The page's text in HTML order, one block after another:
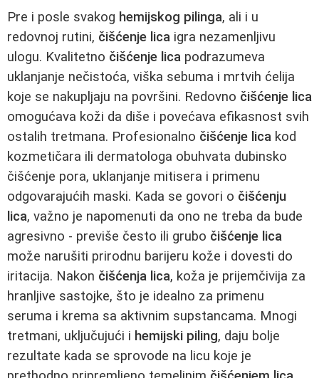
Pre i posle svakog hemijskog pilinga, ali i u
redovnoj rutini, čišćenje lica igra nezamenljivu
ulogu. Kvalitetno čišćenje lica podrazumeva
uklanjanje nečistoća, viška sebuma i mrtvih ćelija
koje se nakupljaju na površini. Redovno čišćenje lica
omogućava koži da diše i povećava efikasnost svih
ostalih tretmana. Profesionalno čišćenje lica kod
kozmetičara ili dermatologa obuhvata dubinsko
čišćenje pora, uklanjanje mitisera i primenu
odgovarajućih maski. Kada se govori o čišćenju
lica, važno je napomenuti da ono ne treba da bude
agresivno - previše često ili grubo čišćenje lica
može narušiti prirodnu barijeru kože i dovesti do
iritacija. Nakon čišćenja lica, koža je prijemčivija za
hranljive sastojke, što je idealno za primenu
seruma i krema sa aktivnim supstancama. Mnogi
tretmani, uključujući i hemijski piling, daju bolje
rezultate kada se sprovode na licu koje je